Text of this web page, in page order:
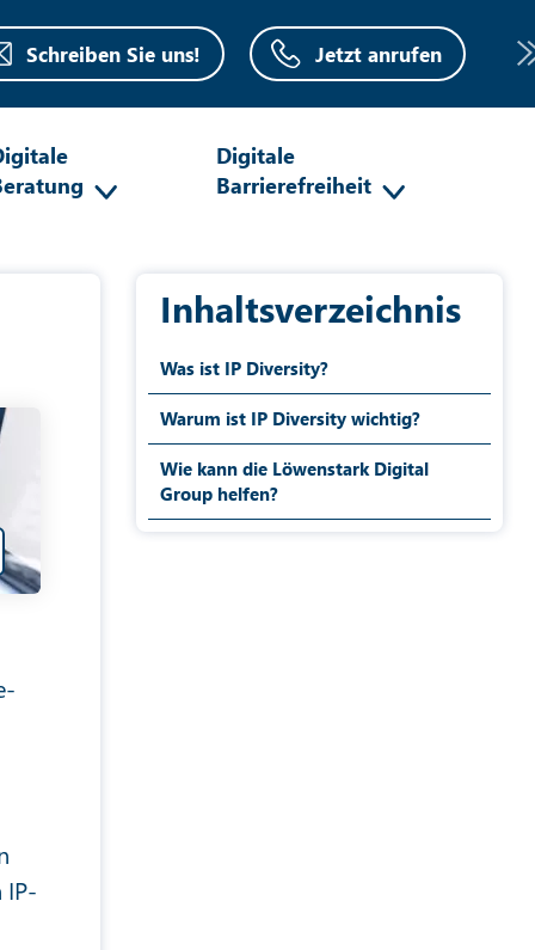
Schreiben Sie uns! Jetzt anrufen
Digitale
Barrierefreiheit
IP-
Inhaltsverzeichnis
Was ist IP Diversity?
Warum ist IP Diversity wichtig?
Wie kann die Löwenstark Digital
Group helfen?